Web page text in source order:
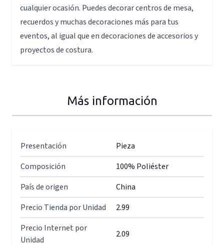
cualquier ocasión. Puedes decorar centros de mesa,
recuerdos y muchas decoraciones más para tus
eventos, al igual que en decoraciones de accesorios y
proyectos de costura.
Más información
Presentación
Pieza
Composición
100% Poliéster
País de origen
China
Precio Tienda por Unidad
2.99
Precio Internet por
Unidad
2.09